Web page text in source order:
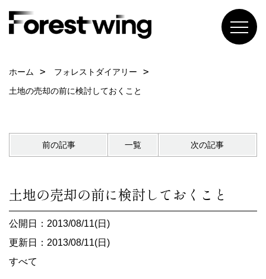
ホーム
フォレストダイアリー
土地の売却の前に検討しておくこと
前の記事 一覧 次の記事
土地の売却の前に検討しておくこと
公開日：2013/08/11(日)
更新日：2013/08/11(日)
すべて